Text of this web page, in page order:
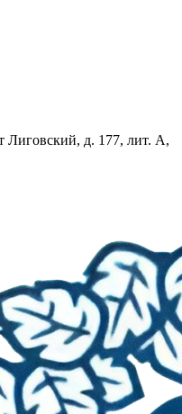
Лиговский, д. 177, лит. А,